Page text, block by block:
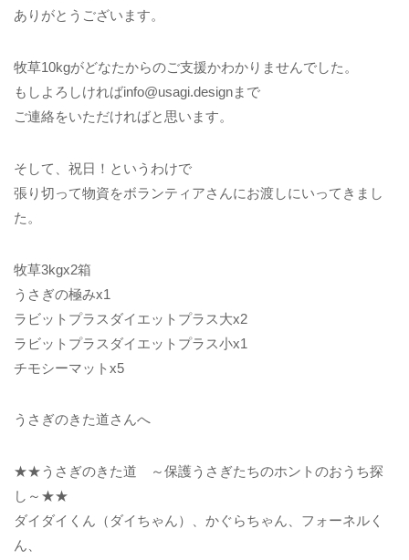
ありがとうございます。
牧草10kgがどなたからのご支援かわかりませんでした。
もしよろしければinfo@usagi.designまで
ご連絡をいただければと思います。
そして、祝日！というわけで
張り切って物資をボランティアさんにお渡しにいってきまし
た。
牧草3kgx2箱
うさぎの極みx1
ラビットプラスダイエットプラス大x2
ラビットプラスダイエットプラス小x1
チモシーマットx5
うさぎのきた道さんへ
★★うさぎのきた道 ～保護うさぎたちのホントのおうち探
し～★★
ダイダイくん（ダイちゃん）、かぐらちゃん、フォーネルく
ん、